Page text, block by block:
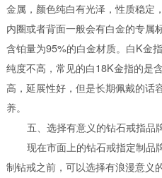
金属，颜色纯白有光泽，性质稳定
内圈或者背面一般会有白金的专
含铂量为95%的白金材质。白K金
纯度不高，常见的白18K金指的是
高，延展性好，但是长期佩戴的话
养。
五、选择有意义的钻石戒指品
现在市面上的钻石戒指定制品
制钻戒之前，可以选择有浪漫意义